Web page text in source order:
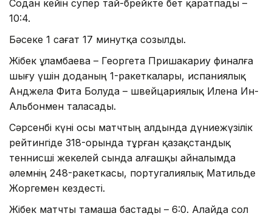
Содан кейін супер тай-брейкте бет қаратпады –
10:4.
Бәсеке 1 сағат 17 минутқа созылды.
Жібек Құламбаева – Георгета Пришакариу финалға
шығу үшін доданың 1-ракеткалары, испаниялық
Анджела Фита Болуда – швейцариялық Илена Ин-
Альбонмен таласады.
Сәрсенбі күні осы матчтың алдында дүниежүзілік
рейтингіде 318-орында тұрған қазақстандық
теннисші жекелей сында алғашқы айналымда
әлемнің 248-ракеткасы, португалиялық Матильде
Жоргемен кездесті.
Жібек матчты тамаша бастады – 6:0. Алайда сол